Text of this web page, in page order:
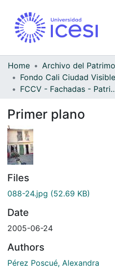
Home
Fondo Cali Ciudad Visible
FCCV -
Primer plano
Files
088-24.jpg (52.69 KB)
Date
2005-06-24
Authors
Pérez Poscué, Alexandra